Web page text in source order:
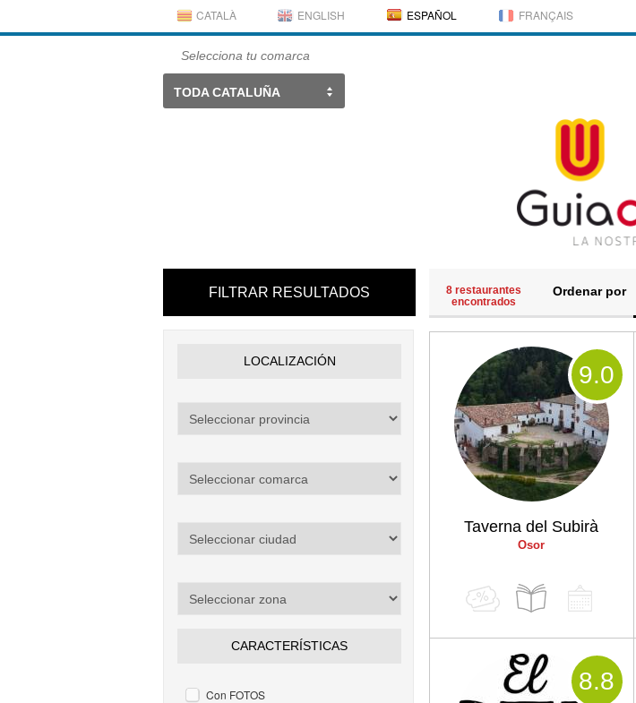
CATALÀ ENGLISH ESPAÑOL FRANÇAIS
Selecciona tu comarca
TODA CATALUÑA
FILTRAR RESULTADOS
LOCALIZACIÓN
CARACTERÍSTICAS
Con FOTOS
8 restaurantes
encontrados
Ordenar por
Taverna del Subirà
Osor
9.0
8.8